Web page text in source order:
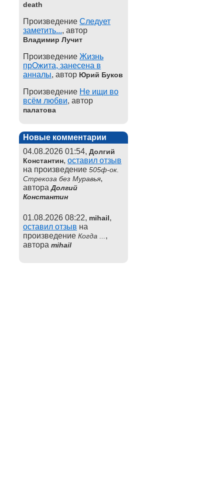
death
Произведение Следует
заметить..., автор
Владимир Лучит
Произведение Жизнь
прОжита, занесена в
анналы, автор Юрий Буков
Произведение Не ищи во
всём любви, автор
палатова
Новые комментарии
04.08.2026 01:54, Долгий
Константин, оставил отзыв
на произведение 505ф-ок.
Стрекоза без Муравья,
автораДолгий
Константин
01.08.2026 08:22, mihail,
оставил отзыв на
произведение Когда ... ,
автора mihail